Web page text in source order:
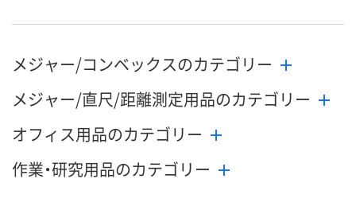
メジャー/コンベックスのカテゴリー
メジャー/直尺/距離測定用品のカテゴリー
オフィス用品のカテゴリー
作業・研究用品のカテゴリー